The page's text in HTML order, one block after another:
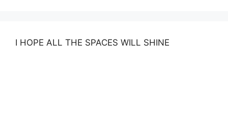
I HOPE ALL THE SPACES WILL SHINE